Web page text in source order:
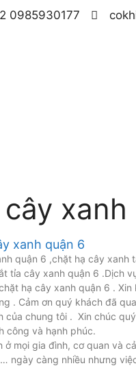
0985930177
xanh
xanh quận 6
quận 6 ,chặt hạ cây xanh
tỉa cây xanh quận 6 .Dịch
hạ cây xanh quận 6 . Xin
. Cảm ơn quý khách đã
của chung tôi . Xin chúc
công và hạnh phúc.
ở mọi gia đình, cơ quan và
ngày càng nhiều nhưng